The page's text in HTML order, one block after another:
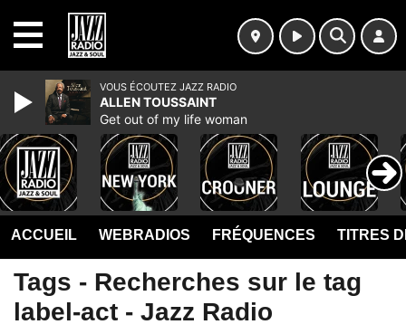
ACCUEIL WEBRADIOS FRÉQUENCES TITRES
Tags - Recherches sur le tag
label-act - Jazz Radio
VOUS ÉCOUTEZ JAZZ RADIO
ALLEN TOUSSAINT
Get out of my life woman